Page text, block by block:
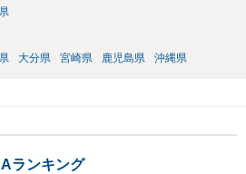
大分県 宮崎県 鹿児島県 沖縄県
ランキング